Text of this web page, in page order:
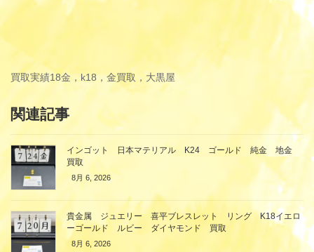
買取実績18金，k18，金買取，大黒屋
関連記事
インゴット 日本マテリアル K24 ゴールド 純金 地金
買取
8月 6, 2026
貴金属 ジュエリー 喜平ブレスレット リング K18イエロ
ーゴールド ルビー ダイヤモンド 買取
8月 6, 2026